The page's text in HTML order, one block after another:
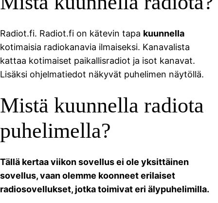
Radiot.fi. Radiot.fi on kätevin tapa kuunnella
kotimaisia radiokanavia ilmaiseksi. Kanavalista
kattaa kotimaiset paikallisradiot ja isot kanavat.
Lisäksi ohjelmatiedot näkyvät puhelimen näytöllä.
Mistä kuunnella radiota
puhelimella?
Tällä kertaa viikon sovellus ei ole yksittäinen
sovellus, vaan olemme koonneet erilaiset
radiosovellukset, jotka toimivat eri älypuhelimilla.